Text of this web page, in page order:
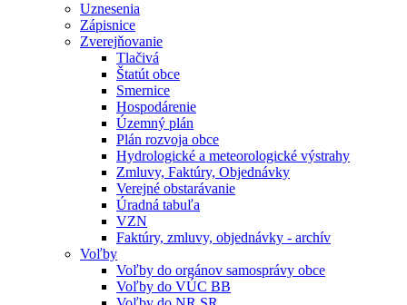
Uznesenia
Zápisnice
Zverejňovanie
Tlačivá
Štatút obce
Smernice
Hospodárenie
Územný plán
Plán rozvoja obce
Hydrologické a meteorologické výstrahy
Zmluvy, Faktúry, Objednávky
Verejné obstarávanie
Úradná tabuľa
VZN
Faktúry, zmluvy, objednávky - archív
Voľby
Voľby do orgánov samosprávy obce
Voľby do VÚC BB